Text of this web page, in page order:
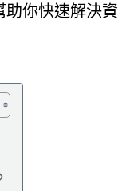
助你快速解決資